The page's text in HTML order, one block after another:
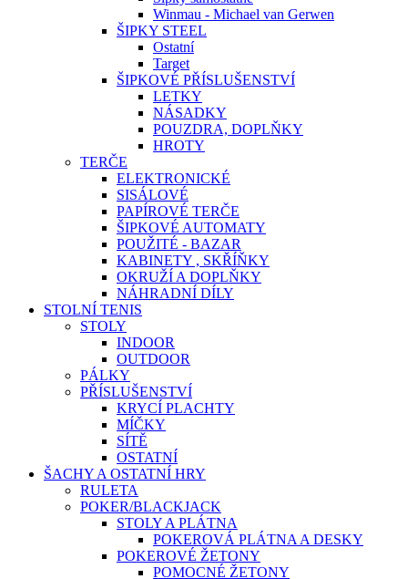
Winmau - Michael van Gerwen
ŠIPKY STEEL
Ostatní
Target
ŠIPKOVÉ PŘÍSLUŠENSTVÍ
LETKY
NÁSADKY
POUZDRA, DOPLŇKY
HROTY
TERČE
ELEKTRONICKÉ
SISÁLOVÉ
PAPÍROVÉ TERČE
ŠIPKOVÉ AUTOMATY
POUŽITÉ - BAZAR
KABINETY , SKŘÍŇKY
OKRUŽÍ A DOPLŇKY
NÁHRADNÍ DÍLY
STOLNÍ TENIS
STOLY
INDOOR
OUTDOOR
PÁLKY
PŘÍSLUŠENSTVÍ
KRYCÍ PLACHTY
MÍČKY
SÍTĚ
OSTATNÍ
ŠACHY A OSTATNÍ HRY
RULETA
POKER/BLACKJACK
STOLY A PLÁTNA
POKEROVÁ PLÁTNA A DESKY
POKEROVÉ ŽETONY
POMOCNÉ ŽETONY